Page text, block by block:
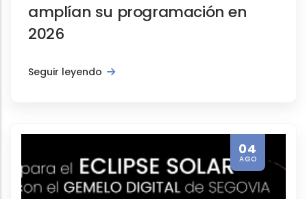
amplían su programación en
2026
Seguir leyendo
04
AGO